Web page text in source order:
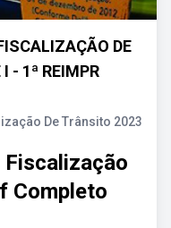
DE
- 1ª REIMPR
De Trânsito 2023
Fiscalização
Completo